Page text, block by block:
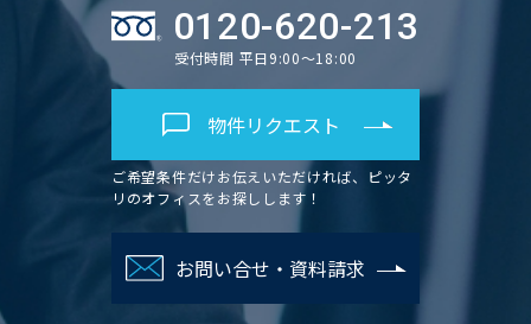
0120-620-213
受付時間 平日9:00～18:00
物件リクエスト
ご希望条件だけお伝えいただければ、ピッタ
リのオフィスをお探しします！
お問い合せ・資料請求